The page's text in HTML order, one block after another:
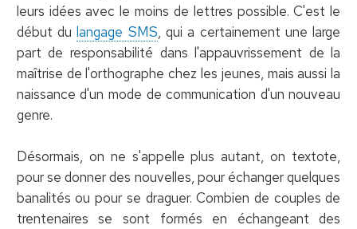
leurs idées avec le moins de lettres possible. C'est le
début dulangage SMS, qui a certainement une large
part de responsabilité dans l'appauvrissement de la
maîtrise de l'orthographe chez les jeunes, mais aussi la
naissance d'un mode de communication d'un nouveau
genre.
Désormais, on ne s'appelle plus autant, on textote,
pour se donner des nouvelles, pour échanger quelques
banalités ou pour se draguer. Combien de couples de
trentenaires se sont formés en échangeant des